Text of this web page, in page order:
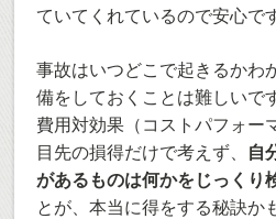
ていてくれているので安心で
事故はいつどこで起きるかわ
備をしておくことは難しいで
費用対効果（コストパフォー
目先の損得だけで考えず、 自
があるものは何かをじっくり
とが、本当に得をする秘訣か